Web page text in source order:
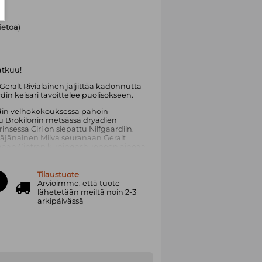
)
Rivialainen jäljittää kadonnutta
keisari tavoittelee puolisokseen.
velhokokouksessa pahoin
metsässä dryadien
Ciri on siepattu Nilfgaardiin.
Milva seuranaan Geralt
Noituri-sarjan 1. ja 2. osa voittivat
Tähtifantasia-
-PC-pelin kolmas osa
Tilaustuote
Arvioimme, että tuote
lähetetään meiltä noin 2-3
arkipäivässä